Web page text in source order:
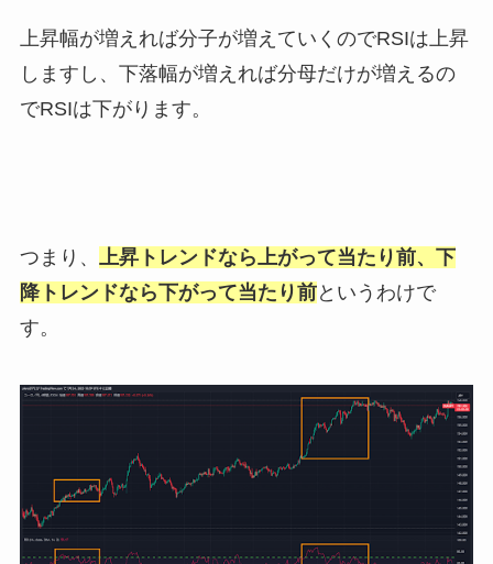
上昇幅が増えれば分子が増えていくのでRSIは上昇
しますし、下落幅が増えれば分母だけが増えるの
でRSIは下がります。
つまり、 上昇トレンドなら上がって当たり前、下
降トレンドなら下がって当たり前というわけで
す。